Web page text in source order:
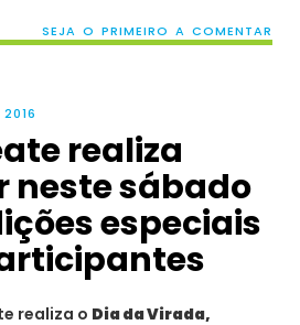
SEJA O PRIMEIRO A COMENTAR
realiza
neste sábado
especiais
realiza o Dia da Virada,